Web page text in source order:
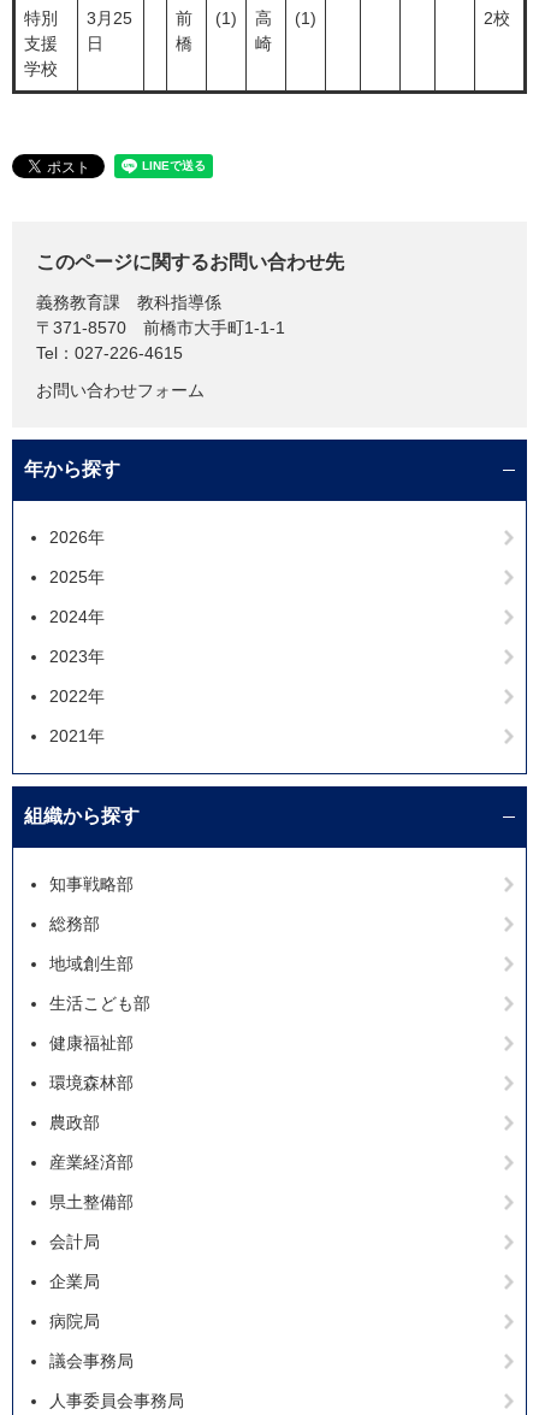
特別
支援
学校
3月25
日
前
橋
(1)
高
崎
(1) 2校
このページに関するお問い合わせ先
義務教育課
教科指導係
〒371-8570
前橋市大手町1-1-1
Tel：027-226-4615
お問い合わせフォーム
年から探す
2026年
2025年
2024年
2023年
2022年
2021年
組織から探す
知事戦略部
総務部
地域創生部
生活こども部
健康福祉部
環境森林部
農政部
産業経済部
県土整備部
会計局
企業局
病院局
議会事務局
人事委員会事務局